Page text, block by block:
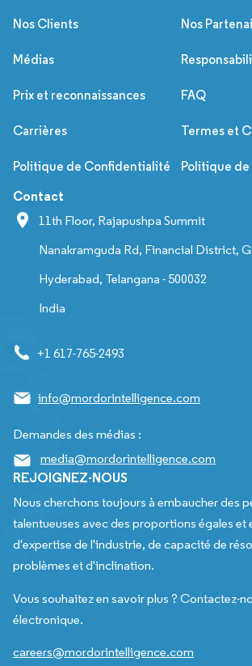
Nos Clients Nos
Médias
Prix et reconnaissances FAQ
Carrières Termes et
Politique de Confidentialité Politique
Contact
11th Floor, Rajapushpa Summit
Nanakramguda Rd, Financial District,
Hyderabad, Telangana - 500032
India
+1 617-765-2493
info@mordorintelligence.com
Demandes des médias :
media@mordorintelligence.com
REJOIGNEZ-NOUS
Nous cherchons toujours à embaucher des
talentueuses avec des proportions égales et
d'expertise de l'industrie, de capacité de
problèmes et d'inclination.
Vous souhaitez en savoir plus ? Contactez-
électronique.
careers@mordorintelligence.com